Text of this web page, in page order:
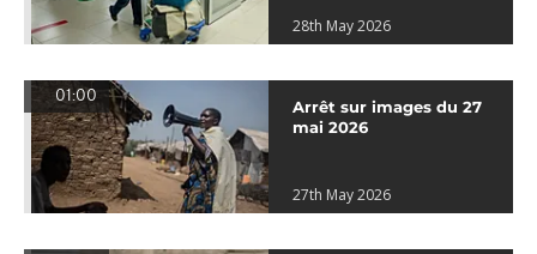
28th May 2026
01:00
Arrêt sur images du 27
mai 2026
27th May 2026